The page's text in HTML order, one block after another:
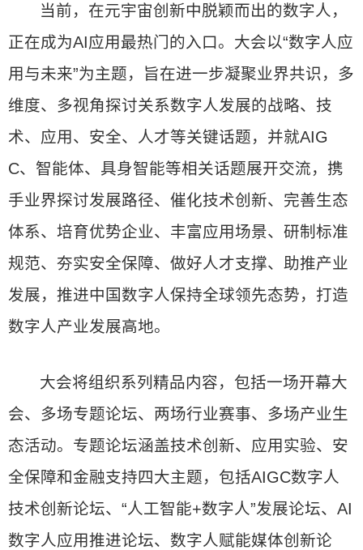
当前，在元宇宙创新中脱颖而出的数字人，
正在成为AI应用最热门的入口。大会以“数字人应
用与未来”为主题，旨在进一步凝聚业界共识，多
维度、多视角探讨关系数字人发展的战略、技
术、应用、安全、人才等关键话题，并就AIG
C、智能体、具身智能等相关话题展开交流，携
手业界探讨发展路径、催化技术创新、完善生态
体系、培育优势企业、丰富应用场景、研制标准
规范、夯实安全保障、做好人才支撑、助推产业
发展，推进中国数字人保持全球领先态势，打造
数字人产业发展高地。
大会将组织系列精品内容，包括一场开幕大
会、多场专题论坛、两场行业赛事、多场产业生
态活动。专题论坛涵盖技术创新、应用实验、安
全保障和金融支持四大主题，包括AIGC数字人
技术创新论坛、“人工智能+数字人”发展论坛、AI
数字人应用推进论坛、数字人赋能媒体创新论